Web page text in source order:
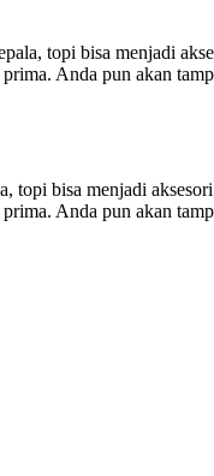
topi bisa menjadi
Anda pun akan
bisa menjadi
Anda pun akan